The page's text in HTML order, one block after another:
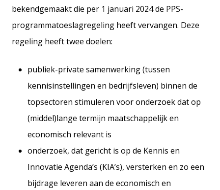
bekendgemaakt die per 1 januari 2024 de PPS-
programmatoeslagregeling heeft vervangen. Deze
regeling heeft twee doelen:
publiek-private samenwerking (tussen
kennisinstellingen en bedrijfsleven) binnen de
topsectoren stimuleren voor onderzoek dat op
(middel)lange termijn maatschappelijk en
economisch relevant is
onderzoek, dat gericht is op de Kennis en
Innovatie Agenda’s (KIA’s), versterken en zo een
bijdrage leveren aan de economisch en